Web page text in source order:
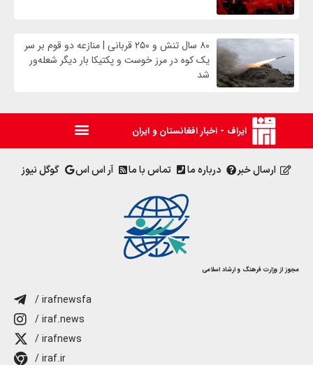
۸۰ سال تنش و ۲۵۰ قربانی | منازعه دو قوم بر سر
یک کوه در مرز خوست و پکتیکا بار دیگر شعله‌ور
شد
ایراف - اخبار افغانستان و ایران
ارسال خبر درباره ما تماس با ما آر اس اس گوگل نیوز
مجوز از وزارت فرهنگ و ارشاد اسلامی
/ irafnewsfa
/ iraf.news
/ irafnews
/ iraf.ir